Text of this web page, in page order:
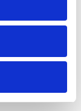
note